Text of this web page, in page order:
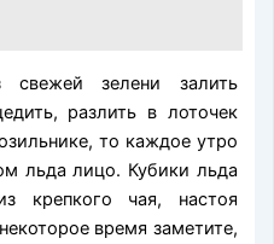
зелени залить
разлить в лоточек
то каждое утро
льда лицо. Кубики льда
крепкого чая, настоя
время заметите,